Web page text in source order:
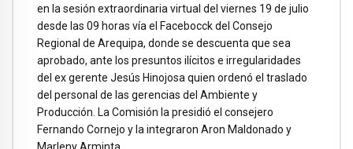
en la sesión extraordinaria virtual del viernes 19 de julio
desde las 09 horas vía el Facebocck del Consejo
Regional de Arequipa, donde se descuenta que sea
aprobado, ante los presuntos ilícitos e irregularidades
del ex gerente Jesús Hinojosa quien ordenó el traslado
del personal de las gerencias del Ambiente y
Producción. La Comisión la presidió el consejero
Fernando Cornejo y la integraron Aron Maldonado y
Marleny Arminta.